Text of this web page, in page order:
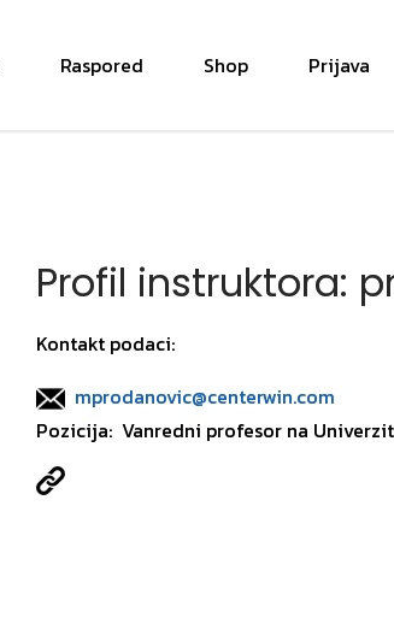
Raspored Shop Prijava
Profil instruktora:
Kontakt podaci:
mprodanovic@centerwin.com
Pozicija: Vanredni profesor na